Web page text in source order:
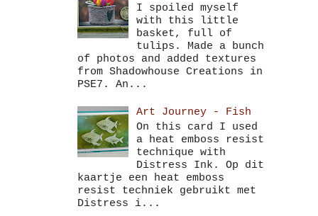
I spoiled myself
with this little
basket, full of
tulips. Made a bunch
of photos and added textures
from Shadowhouse Creations in
PSE7. An...
Art Journey - Fish
On this card I used
a heat emboss resist
technique with
Distress Ink. Op dit
kaartje een heat emboss
resist techniek gebruikt met
Distress i...